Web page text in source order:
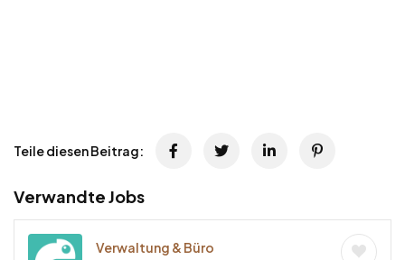
Teile diesen Beitrag:
Verwandte Jobs
Verwaltung & Büro